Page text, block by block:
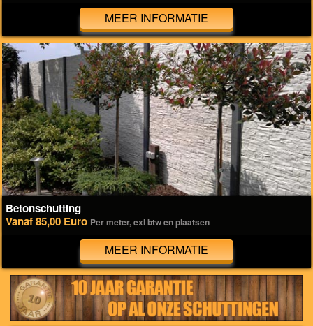
MEER INFORMATIE
Betonschutting
Vanaf 85,00 Euro Per meter, exl btw en plaatsen
MEER INFORMATIE